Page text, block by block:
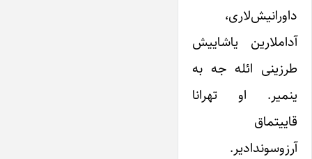
داورانیش‌لاری،
آداملارین یاشاییش
طرزینی ائله جه به
ینمیر. او تهرانا
قاییتماق
آرزوسوندادیر.